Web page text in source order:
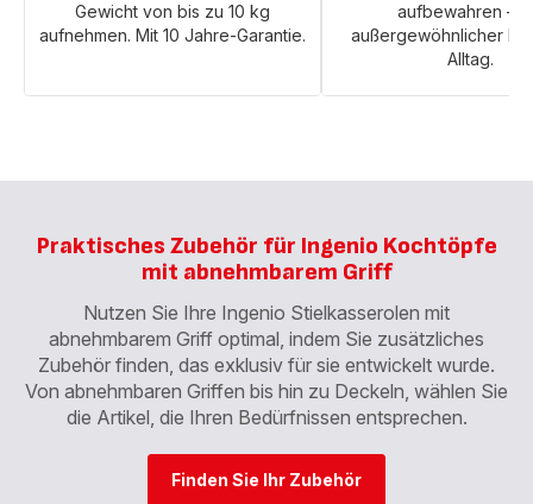
Gewicht von bis zu 10 kg
aufnehmen. Mit 10 Jahre-Garantie.
aufbewahren –
außergewöhnlicher
Alltag.
Praktisches Zubehör für Ingenio Kochtöpfe
mit abnehmbarem Griff
Nutzen Sie Ihre Ingenio Stielkasserolen mit
abnehmbarem Griff optimal, indem Sie zusätzliches
Zubehör finden, das exklusiv für sie entwickelt wurde.
Von abnehmbaren Griffen bis hin zu Deckeln, wählen Sie
die Artikel, die Ihren Bedürfnissen entsprechen.
Finden Sie Ihr Zubehör